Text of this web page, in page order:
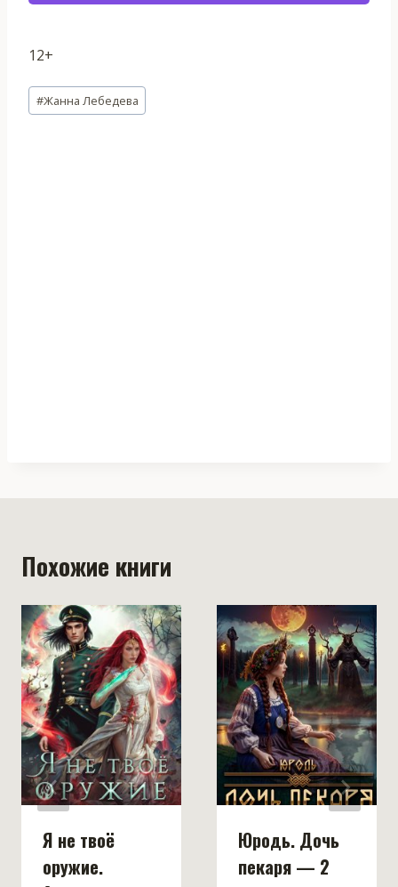
12+
Метки
записи:
#Жанна Лебедева
Похожие книги
Я не твоё
оружие.
Юродь. Дочь
пекаря — 2